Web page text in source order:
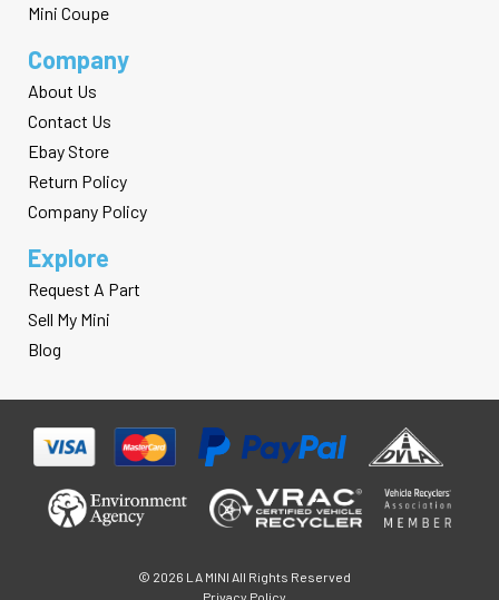
Explore
Request A Part
Sell My Mini
Blog
Company
About Us
Contact Us
Ebay Store
Return Policy
Company Policy
Mini Coupe
© 2026 LA MINI All Rights Reserved
Privacy Policy